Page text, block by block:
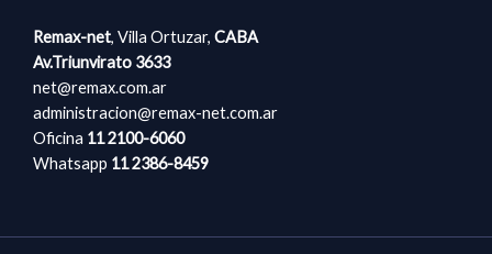
Remax-net, Villa Ortuzar, CABA​​
Av.Triunvirato 3633
net@remax.com.ar
administracion@remax-net.com​.ar
Oficina 11 2100-6060
Whatsapp 112386-8459